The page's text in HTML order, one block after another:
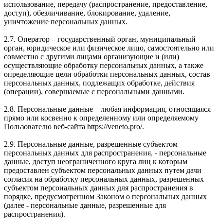
использование, передачу (распространение, предоставление,
доступ), обезличивание, блокирование, удаление,
уничтожение персональных данных.
2.7. Оператор – государственный орган, муниципальный
орган, юридическое или физическое лицо, самостоятельно или
совместно с другими лицами организующие и (или)
осуществляющие обработку персональных данных, а также
определяющие цели обработки персональных данных, состав
персональных данных, подлежащих обработке, действия
(операции), совершаемые с персональными данными.
2.8. Персональные данные – любая информация, относящаяся
прямо или косвенно к определенному или определяемому
Пользователю веб-сайта https://veneto.pro/.
2.9. Персональные данные, разрешенные субъектом
персональных данных для распространения, - персональные
данные, доступ неограниченного круга лиц к которым
предоставлен субъектом персональных данных путем дачи
согласия на обработку персональных данных, разрешенных
субъектом персональных данных для распространения в
порядке, предусмотренном Законом о персональных данных
(далее - персональные данные, разрешенные для
распространения).